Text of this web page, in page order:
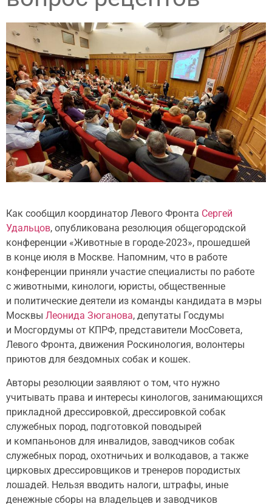
Как сообщил координатор Левого Фронта Сергей
Удальцов, опубликована резолюция общегородской
конференции «Животные в городе-2023», прошедшей
в конце июля в Москве. Напомним, что в работе
конференции приняли участие специалисты по работе
с животными, кинологи, юристы, общественные
и политические деятели из команды кандидата в мэры
Москвы Леонида Зюганова, депутаты Госдумы
и Мосгордумы от КПРФ, представители МосСовета,
Левого Фронта, движения Роскинология, волонтеры
приютов для бездомных собак и кошек.
Авторы резолюции заявляют о том, что нужно
учитывать права и интересы кинологов, занимающихся
прикладной дрессировкой, дрессировкой собак
служебных пород, подготовкой поводырей
и компаньонов для инвалидов, заводчиков собак
служебных пород, охотничьих и волкодавов, а также
цирковых дрессировщиков и тренеров породистых
лошадей. Нельзя вводить налоги, штрафы, иные
денежные сборы на владельцев и заводчиков